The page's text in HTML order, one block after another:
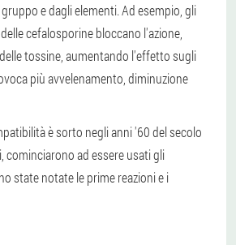
e dagli elementi. Ad esempio, gli
cefalosporine bloccano l'azione,
tossine, aumentando l'effetto sugli
più avvelenamento, diminuzione
è sorto negli anni '60 del secolo
cominciarono ad essere usati gli
state notate le prime reazioni e i